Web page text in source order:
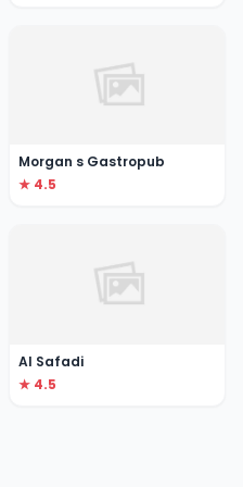
Morgan s Gastropub
★ 4.5
Al Safadi
★ 4.5